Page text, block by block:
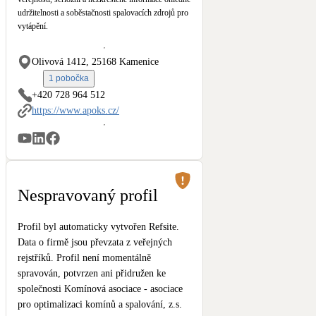
Kotle
Stínicí technika
Žaluzie, markýzy, pergoly
LED osvětlení
NEW
Malé i velké turbíny
udržitelnosti a soběstačnosti spalovacích zdrojů pro
vytápění.
Olivová 1412, 25168 Kamenice
1 pobočka
+420 728 964 512
https://www.apoks.cz/
Nespravovaný profil
Profil byl automaticky vytvořen Refsite.
Data o firmě jsou převzata z veřejných
rejstříků. Profil není momentálně
spravován, potvrzen ani přidružen ke
společnosti Komínová asociace - asociace
pro optimalizaci komínů a spalování, z.s.